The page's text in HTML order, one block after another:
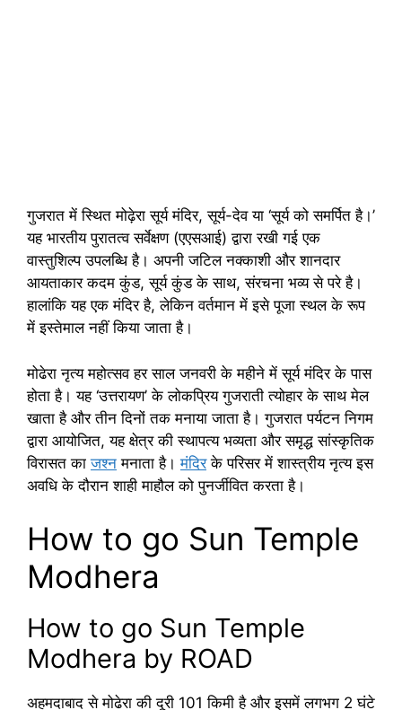
गुजरात में स्थित मोढ़ेरा सूर्य मंदिर, सूर्य-देव या ‘सूर्य को समर्पित है।’
यह भारतीय पुरातत्व सर्वेक्षण (एएसआई) द्वारा रखी गई एक
वास्तुशिल्प उपलब्धि है। अपनी जटिल नक्काशी और शानदार
आयताकार कदम कुंड, सूर्य कुंड के साथ, संरचना भव्य से परे है।
हालांकि यह एक मंदिर है, लेकिन वर्तमान में इसे पूजा स्थल के रूप
में इस्तेमाल नहीं किया जाता है।
मोढेरा नृत्य महोत्सव हर साल जनवरी के महीने में सूर्य मंदिर के पास
होता है। यह ‘उत्तरायण’ के लोकप्रिय गुजराती त्योहार के साथ मेल
खाता है और तीन दिनों तक मनाया जाता है। गुजरात पर्यटन निगम
द्वारा आयोजित, यह क्षेत्र की स्थापत्य भव्यता और समृद्ध सांस्कृतिक
विरासत काजश्न मनाता है।मंदिरके परिसर में शास्त्रीय नृत्य इस
अवधि के दौरान शाही माहौल को पुनर्जीवित करता है।
How to go Sun Temple
Modhera
How to go Sun Temple
Modhera by ROAD
अहमदाबाद से मोढेरा की दूरी 101 किमी है और इसमें लगभग 2 घंटे